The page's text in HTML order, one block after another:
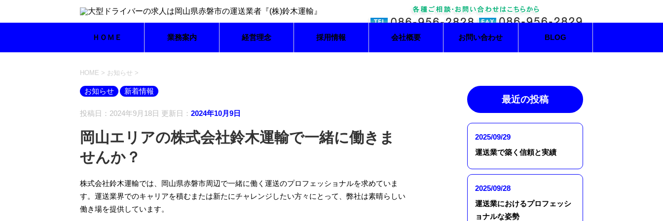
ＨＯＭＥ 業務案内 経営理念 採用情報 会社概要 お問い合わせ BLOG
HOME > お知らせ >
お知らせ 新着情報
投稿日：2024年9月18日 更新日： 2024年10月9日
岡山エリアの株式会社鈴木運輸で一緒に働きま
せんか？
株式会社鈴木運輸では、岡山県赤磐市周辺で一緒に働く運送のプロフェッショナルを求めていま
す。運送業界でのキャリアを積むまたは新たにチャレンジしたい方々にとって、弊社は素晴らしい
働き場を提供しています。
最近の投稿
2025/09/29
運送業で築く信頼と実績
2025/09/28
運送業におけるプロフェッシ
ョナルな姿勢